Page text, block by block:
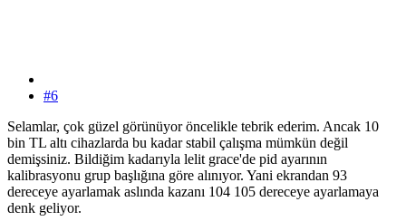
#6
Selamlar, çok güzel görünüyor öncelikle tebrik ederim. Ancak 10
bin TL altı cihazlarda bu kadar stabil çalışma mümkün değil
demişsiniz. Bildiğim kadarıyla lelit grace'de pid ayarının
kalibrasyonu grup başlığına göre alınıyor. Yani ekrandan 93
dereceye ayarlamak aslında kazanı 104 105 dereceye ayarlamaya
denk geliyor.